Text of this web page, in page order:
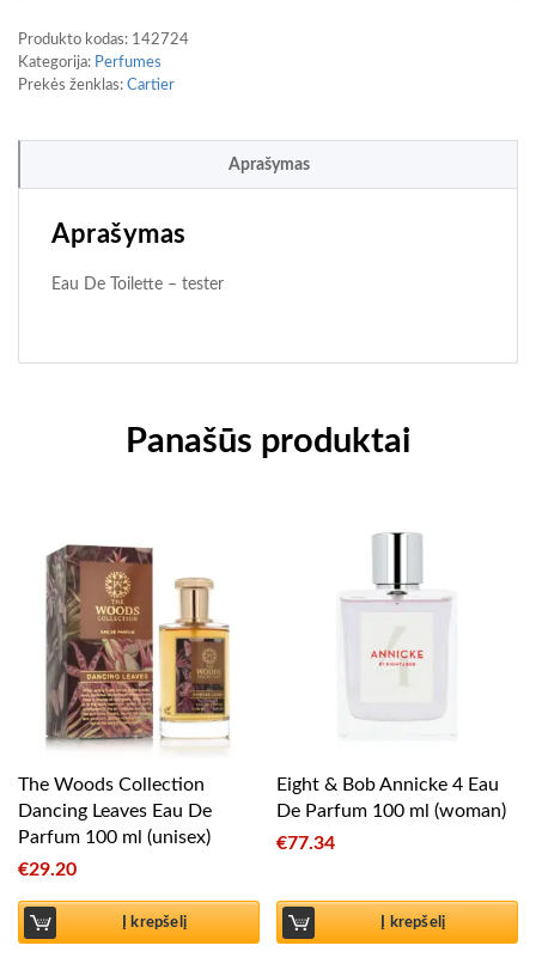
Produkto kodas: 142724
Kategorija: Perfumes
Prekės ženklas: Cartier
Aprašymas
Aprašymas
Eau De Toilette – tester
Panašūs produktai
The Woods Collection
Dancing Leaves Eau De
Parfum 100 ml (unisex)
€29.20
Į krepšelį
Eight & Bob Annicke 4 Eau
De Parfum 100 ml (woman)
€77.34
Į krepšelį